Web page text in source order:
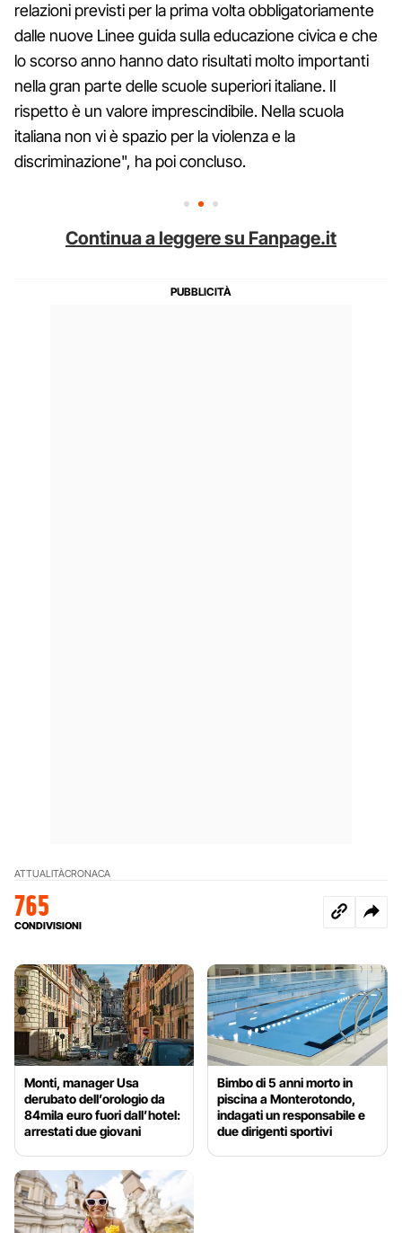
relazioni previsti per la prima volta obbligatoriamente
dalle nuove Linee guida sulla educazione civica e che
lo scorso anno hanno dato risultati molto importanti
nella gran parte delle scuole superiori italiane. Il
rispetto è un valore imprescindibile. Nella scuola
italiana non vi è spazio per la violenza e la
discriminazione", ha poi concluso.
Continua a leggere su Fanpage.it
ATTUALITÀCRONACA
765
CONDIVISIONI
Monti, manager Usa
derubato dell’orologio da
84mila euro fuori dall’hotel:
arrestati due giovani
Bimbo di 5 anni morto in
piscina a Monterotondo,
indagati un responsabile e
due dirigenti sportivi